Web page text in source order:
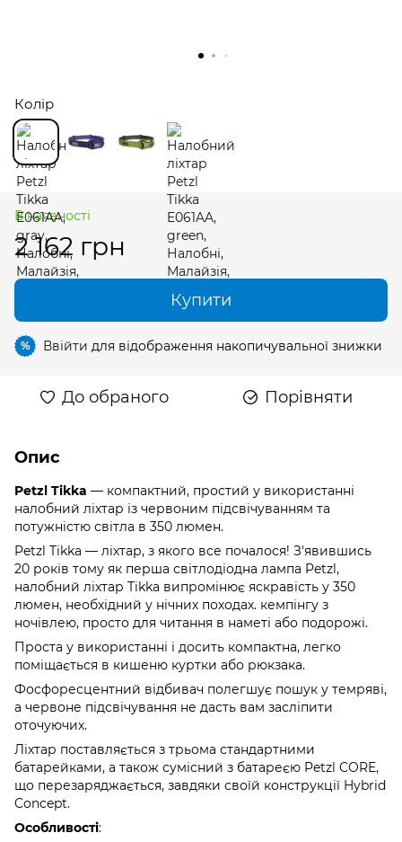
Колір
В наявності
2 162 грн
Купити
% Ввійти для відображення накопичувальної знижки
До обраного Порівняти
Опис
Petzl Tikka — компактний, простий у використанні
налобний ліхтар із червоним підсвічуванням та
потужністю світла в 350 люмен.
Petzl Tikka — ліхтар, з якого все почалося! З'явившись
20 років тому як перша світлодіодна лампа Petzl,
налобний ліхтар Tikka випромінює яскравість у 350
люмен, необхідний у нічних походах. кемпінгу з
ночівлею, просто для читання в наметі або подорожі.
Проста у використанні і досить компактна, легко
поміщається в кишеню куртки або рюкзака.
Фосфоресцентний відбивач полегшує пошук у темряві,
а червоне підсвічування не дасть вам засліпити
оточуючих.
Ліхтар поставляється з трьома стандартними
батарейками, а також сумісний з батареєю Petzl CORE,
що перезаряджається, завдяки своїй конструкції Hybrid
Concept.
Особливості: